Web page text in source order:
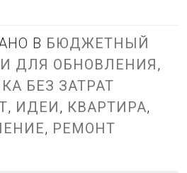
В БЮДЖЕТНЫЙ
ДЛЯ ОБНОВЛЕНИЯ,
БЕЗ ЗАТРАТ
, ИДЕИ, КВАРТИРА,
, РЕМОНТ